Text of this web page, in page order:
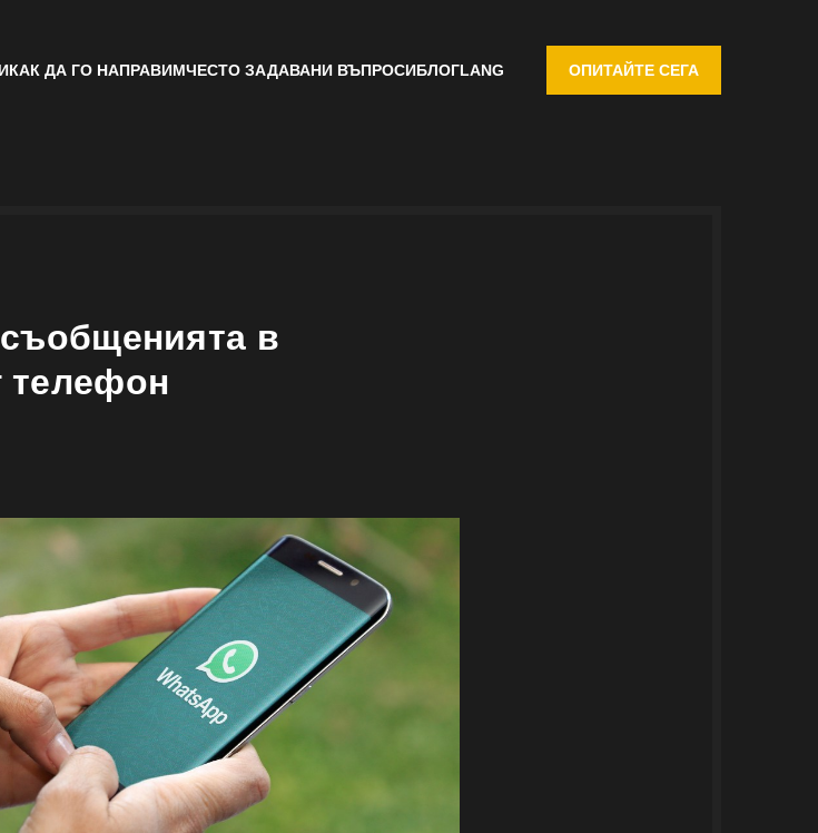
КАК ДА ГО НАПРАВИМЧЕСТО ЗАДАВАНИ ВЪПРОСИБЛОГLANG ОПИТАЙТЕ СЕГА
в
телефон